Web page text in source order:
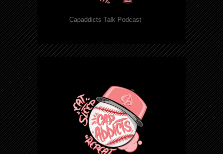
Capaddicts Talk Podcast